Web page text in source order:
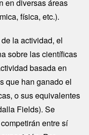
en diversas áreas
física, etc.).
la actividad, el
sobre las científicas
basada en
que han ganado el
o sus equivalentes
Fields). Se
entre sí